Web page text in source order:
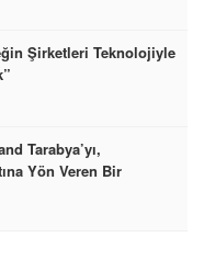
Şirketleri Teknolojiyle
Tarabya’yı,
Yön Veren Bir
Hedefliyorum”